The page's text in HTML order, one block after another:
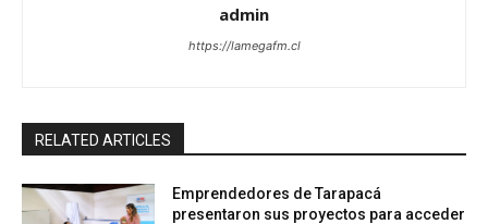
admin
https://lamegafm.cl
RELATED ARTICLES
Emprendedores de Tarapacá
presentaron sus proyectos para acceder